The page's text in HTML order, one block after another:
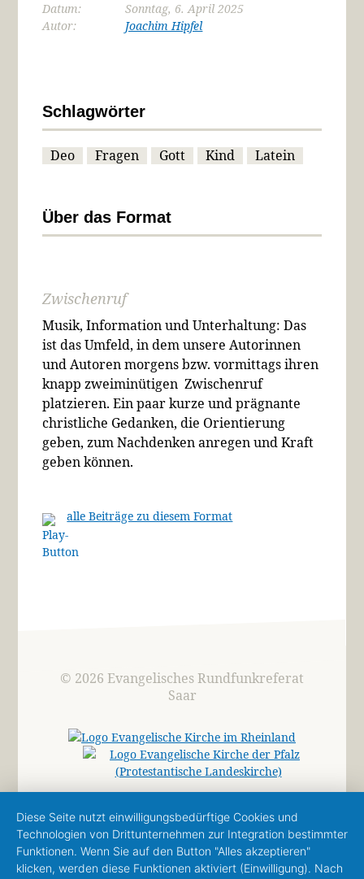
Datum:
Sonntag, 6. April 2025
Autor:
Joachim Hipfel
Schlagwörter
Deo Fragen Gott Kind Latein
Über das Format
Zwischenruf
Musik, Information und Unterhaltung: Das
ist das Umfeld, in dem unsere Autorinnen
und Autoren morgens bzw. vormittags ihren
knapp zweiminütigen Zwischenruf
platzieren. Ein paar kurze und prägnante
christliche Gedanken, die Orientierung
geben, zum Nachdenken anregen und Kraft
geben können.
alle Beiträge zu diesem Format
© 2026 Evangelisches Rundfunkreferat
Saar
Diese Seite nutzt einwilligungsbedürftige Cookies und
Technologien von Drittunternehmen zur Integration bestimmter
Funktionen. Wenn Sie auf den Button "Alles akzeptieren"
klicken, werden diese Funktionen aktiviert (Einwilligung). Nach